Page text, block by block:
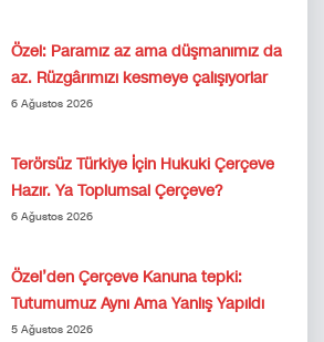
Özel: Paramız az ama düşmanımız da
az. Rüzgârımızı kesmeye çalışıyorlar
6 Ağustos 2026
Terörsüz Türkiye İçin Hukuki Çerçeve
Hazır. Ya Toplumsal Çerçeve?
6 Ağustos 2026
Özel’den Çerçeve Kanuna tepki:
Tutumumuz Aynı Ama Yanlış Yapıldı
5 Ağustos 2026